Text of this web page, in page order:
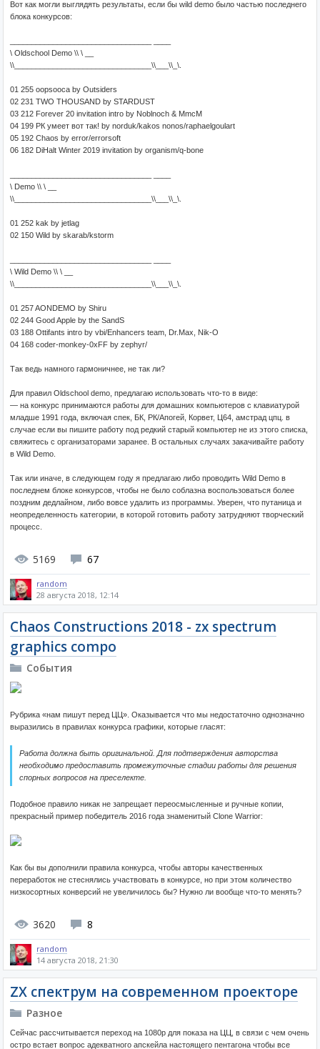
Вот как могли выглядять результаты, если бы wild demo было частью последнего
блока конкурсов:
\ Oldschool Demo \\ \ __
\\________________________________\\___\\_\.
01 255 oopsooca by Outsiders
02 231 TWO THOUSAND by STARDUST
03 212 Forever 20 invitation intro by Noblnoch & MmcM
04 199 РК умеет вот так! by norduk/kakos nonos/raphaelgoulart
05 192 Chaos by error/errorsoft
06 182 DiHalt Winter 2019 invitation by organism/q-bone
\ Demo \\ \ __
\\________________________________\\___\\_\.
01 252 kak by jetlag
02 150 Wild by skarab/kstorm
\ Wild Demo \\ \ __
\\________________________________\\___\\_\.
01 257 AONDEMO by Shiru
02 244 Good Apple by the SandS
03 188 Ottifants intro by vbi/Enhancers team, Dr.Max, Nik-O
04 168 coder-monkey-0xFF by zephyr/
Так ведь намного гармоничнее, не так ли?
Для правил Oldschool demo, предлагаю использовать что-то в виде:
— на конкурс принимаются работы для домашних компьютеров с клавиатурой
младше 1991 года, включая спек, БК, РК/Апогей, Корвет, Ц64, амстрад цпц. в
случае если вы пишите работу под редкий старый компьютер не из этого списка,
свяжитесь с организаторами заранее. В остальных случаях закачивайте работу
в Wild Demo.
Так или иначе, в следующем году я предлагаю либо проводить Wild Demo в
последнем блоке конкурсов, чтобы не было соблазна воспользоваться более
поздним дедлайном, либо вовсе удалить из программы. Уверен, что путаница и
неопределенность категории, в которой готовить работу затрудняют творческий
процесс.
5169 67
random
28 августа 2018, 12:14
Chaos Constructions 2018 - zx spectrum
graphics compo
События
Рубрика «нам пишут перед ЦЦ». Оказывается что мы недостаточно однозначно
выразились в правилах конкурса графики, которые гласят:
Работа должна быть оригинальной. Для подтверждения авторства
необходимо предоставить промежуточные стадии работы для решения
спорных вопросов на преселекте.
Подобное правило никак не запрещает переосмысленные и ручные копии,
прекрасный пример победитель 2016 года знаменитый Clone Warrior:
Как бы вы дополнили правила конкурса, чтобы авторы качественных
переработок не стеснялись участвовать в конкурсе, но при этом количество
низкосортных конверсий не увеличилось бы? Нужно ли вообще что-то менять?
3620 8
random
14 августа 2018, 21:30
ZX спектрум на современном проекторе
Разное
Сейчас рассчитывается переход на 1080p для показа на ЦЦ, в связи с чем очень
остро встает вопрос адекватного апскейла настоящего пентагона чтобы все